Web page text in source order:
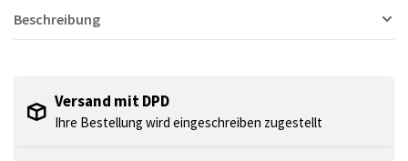
Beschreibung
Versand mit DPD
Ihre Bestellung wird eingeschreiben zugestellt